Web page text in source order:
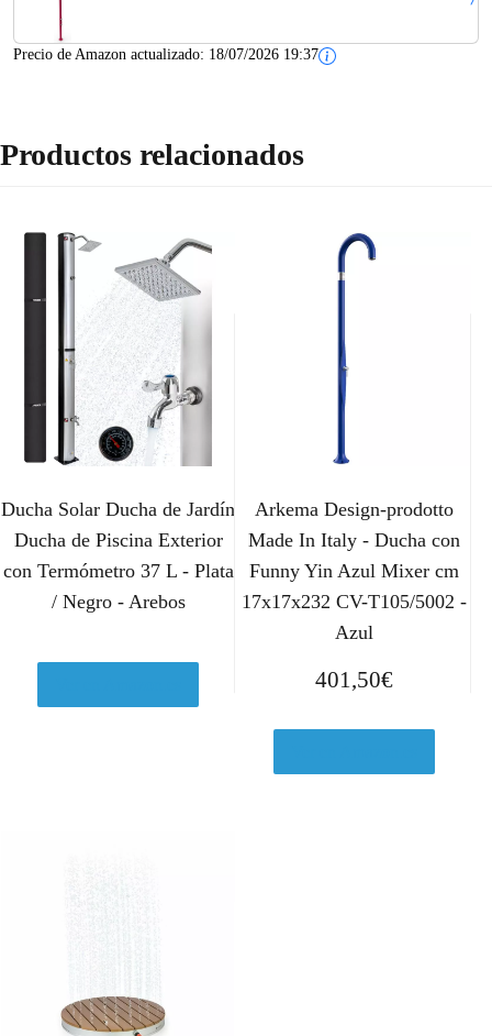
Precio de Amazon actualizado: 18/07/2026 19:37
Productos relacionados
Ducha Solar Ducha de Jardín
Ducha de Piscina Exterior
con Termómetro 37 L - Plata
/ Negro - Arebos
Arkema Design-prodotto
Made In Italy - Ducha con
Funny Yin Azul Mixer cm
17x17x232 CV-T105/5002 -
Azul
401,50€